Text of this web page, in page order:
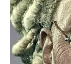
objesim na
pomoći.